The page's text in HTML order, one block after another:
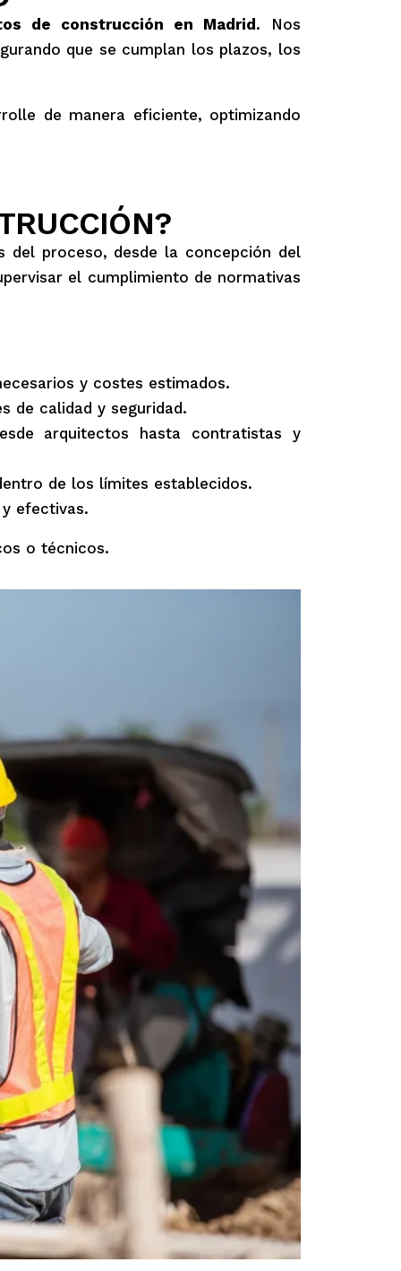
de construcción en Madrid . Nos
que se cumplan los plazos, los
de manera eficiente, optimizando
proceso, desde la concepción del
el cumplimiento de normativas
y costes estimados.
de calidad y seguridad.
arquitectos hasta contratistas y
de los límites establecidos.
efectivas.
o técnicos.